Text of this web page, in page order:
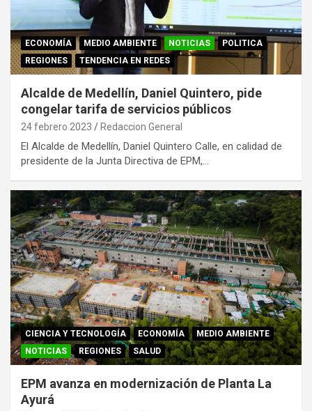
ECONOMÍA MEDIO AMBIENTE NOTICIAS
POLITICA
REGIONES
TENDENCIA EN REDES
Alcalde de Medellín, Daniel Quintero, pide
congelar tarifa de servicios públicos
24 febrero 2023 Redaccion General
El Alcalde de Medellín, Daniel Quintero Calle, en calidad de
presidente de la Junta Directiva de EPM,…
CIENCIA Y TECNOLOGÍA ECONOMÍA
MEDIO AMBIENTE
NOTICIAS
REGIONES SALUD
EPM avanza en modernización de Planta La
Ayurá